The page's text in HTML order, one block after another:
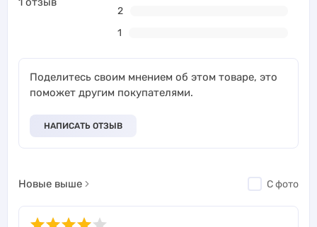
2
1
Поделитесь своим мнением об этом товаре, это
поможет другим покупателями.
НАПИСАТЬ ОТЗЫВ
Новые выше С фото